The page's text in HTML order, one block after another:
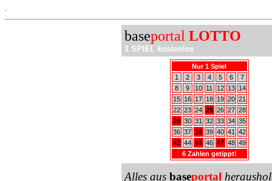
baseportal LOTTO
1 SPIEL kostenlos
Nur 1 Spiel
1
2 3 4 5 6
7
8
9 10 11 12 13
14
15
16 17 18 19 20 21
22 23 24 25 26 27 28
29 30 31 32 33 34 35
36 37 38 39 40 41
42
43 44 45 46 47 48 49
6 Zahlen getippt!
Alles aus baseportal